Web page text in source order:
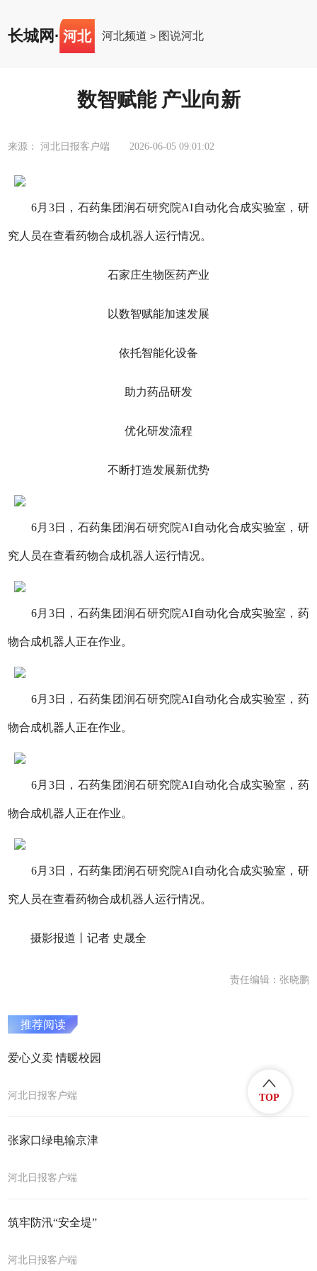
长城网 · 河北 河北频道 > 图说河北
数智赋能 产业向新
来源： 河北日报客户端 2026-06-05 09:01:02
6月3日，石药集团润石研究院AI自动化合成实验室，研
究人员在查看药物合成机器人运行情况。
石家庄生物医药产业
以数智赋能加速发展
依托智能化设备
助力药品研发
优化研发流程
不断打造发展新优势
6月3日，石药集团润石研究院AI自动化合成实验室，研
究人员在查看药物合成机器人运行情况。
6月3日，石药集团润石研究院AI自动化合成实验室，药
物合成机器人正在作业。
6月3日，石药集团润石研究院AI自动化合成实验室，药
物合成机器人正在作业。
6月3日，石药集团润石研究院AI自动化合成实验室，药
物合成机器人正在作业。
6月3日，石药集团润石研究院AI自动化合成实验室，研
究人员在查看药物合成机器人运行情况。
摄影报道丨记者 史晟全
责任编辑：张晓鹏
推荐阅读
爱心义卖 情暖校园
河北日报客户端
张家口绿电输京津
河北日报客户端
筑牢防汛“安全堤”
河北日报客户端
TOP